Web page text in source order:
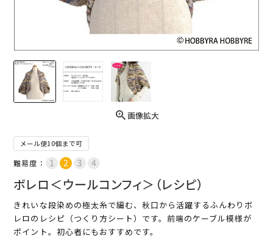
画像拡大
メール便10個まで可
難易度：
ボレロ＜ウールコンフィ＞（レシピ）
きれいな段染めの極太糸で編む、秋口から活躍するふんわりボ
レロのレシピ（つくり方シート）です。前端のケーブル模様が
ポイント。初心者にもおすすめです。